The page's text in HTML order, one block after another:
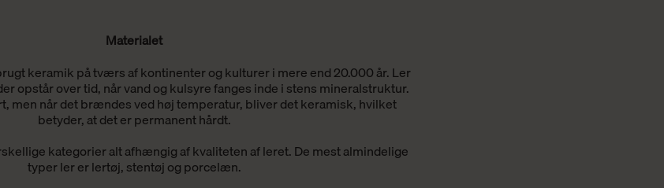
Materialet
keramik på tværs af kontinenter og kulturer i mere end 20.000 år. Ler
opstår over tid, når vand og kulsyre fanges inde i stens mineralstruktur.
men når det brændes ved høj temperatur, bliver det keramisk, hvilket
betyder, at det er permanent hårdt.
kategorier alt afhængig af kvaliteten af leret. De mest almindelige
typer ler er lertøj, stentøj og porcelæn.